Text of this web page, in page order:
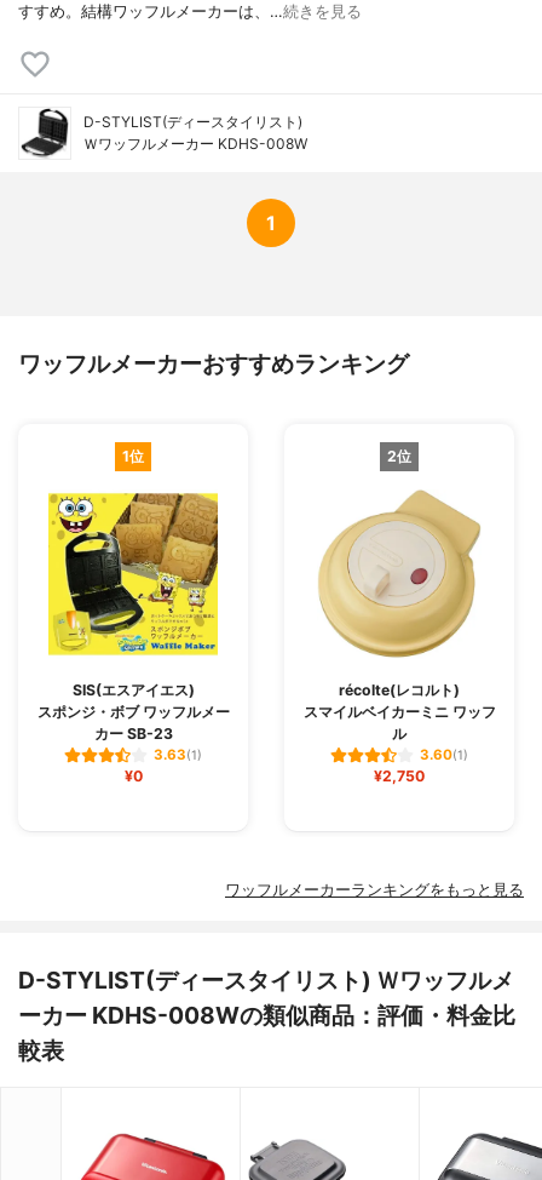
すすめ。結構ワッフルメーカーは、…続きを見る
D-STYLIST(ディースタイリスト)
Ｗワッフルメーカー KDHS-008W
1
ワッフルメーカーおすすめランキング
1位
SIS(エスアイエス)
スポンジ・ボブ ワッフルメー
カー SB-23
3.63(1)
¥0
2位
récolte(レコルト)
スマイルベイカーミニ ワッフ
ル
3.60(1)
¥2,750
ワッフルメーカーランキングをもっと見る
D-STYLIST(ディースタイリスト) Ｗワッフルメ
ーカー KDHS-008Wの類似商品：評価・料金比
較表